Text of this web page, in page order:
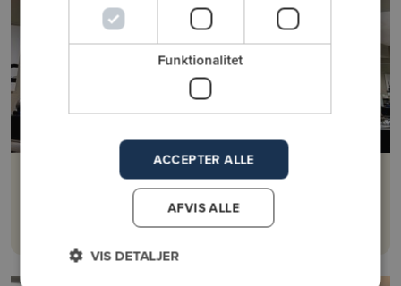
Mette Gotsch
Mere om Mette Gotsch
Funktionalitet
ACCEPTER ALLE
AFVIS ALLE
VIS DETALJER